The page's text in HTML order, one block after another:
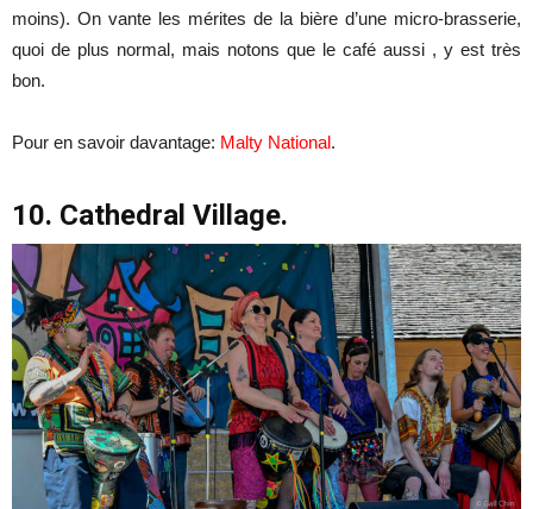
moins). On vante les mérites de la bière d’une micro-brasserie,
quoi de plus normal, mais notons que le café aussi , y est très
bon.
Pour en savoir davantage: Malty National.
10. Cathedral Village.